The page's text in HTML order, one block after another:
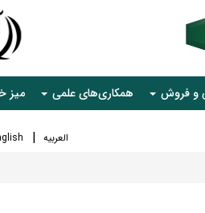
و فروش همکاری‌های علمی میز
العربیه